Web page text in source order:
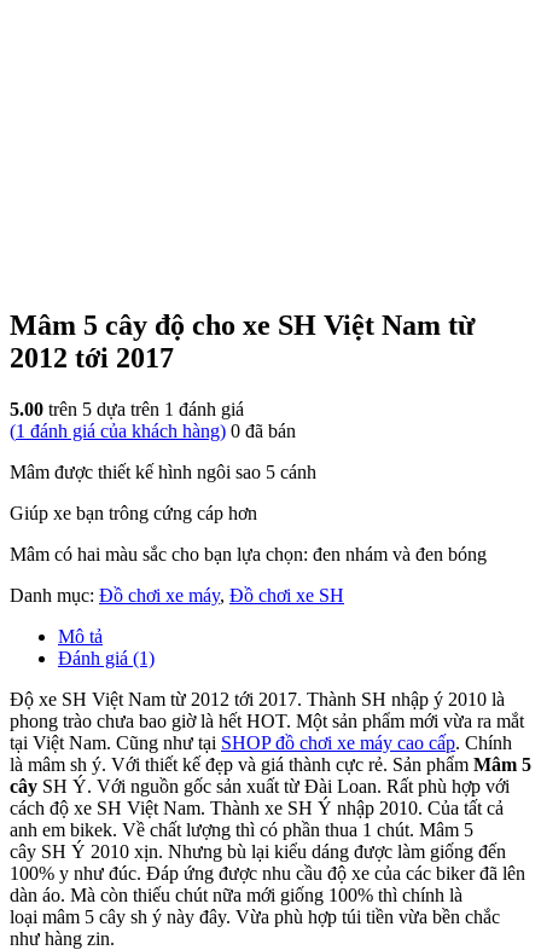
Mâm 5 cây độ cho xe SH Việt Nam từ
2012 tới 2017
5.00 trên 5 dựa trên 1 đánh giá
(1 đánh giá của khách hàng) 0 đã bán
Mâm được thiết kế hình ngôi sao 5 cánh
Giúp xe bạn trông cứng cáp hơn
Mâm có hai màu sắc cho bạn lựa chọn: đen nhám và đen bóng
Danh mục: Đồ chơi xe máy, Đồ chơi xe SH
Mô tả
Đánh giá (1)
Độ xe SH Việt Nam từ 2012 tới 2017. Thành SH nhập ý 2010 là
phong trào chưa bao giờ là hết HOT. Một sản phẩm mới vừa ra mắt
tại Việt Nam. Cũng như tại SHOP đồ chơi xe máy cao cấp. Chính
là mâm sh ý. Với thiết kế đẹp và giá thành cực rẻ. Sản phẩm Mâm 5
cây SH Ý. Với nguồn gốc sản xuất từ Đài Loan. Rất phù hợp với
cách độ xe SH Việt Nam. Thành xe SH Ý nhập 2010. Của tất cả
anh em bikek. Về chất lượng thì có phần thua 1 chút. Mâm 5
cây SH Ý 2010 xịn. Nhưng bù lại kiểu dáng được làm giống đến
100% y như đúc. Đáp ứng được nhu cầu độ xe của các biker đã lên
dàn áo. Mà còn thiếu chút nữa mới giống 100% thì chính là
loại mâm 5 cây sh ý này đây. Vừa phù hợp túi tiền vừa bền chắc
như hàng zin.